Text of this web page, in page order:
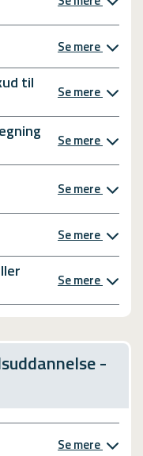
Se mere
til
Se mere
Se mere
Se mere
Se mere
Se mere
-
Se mere